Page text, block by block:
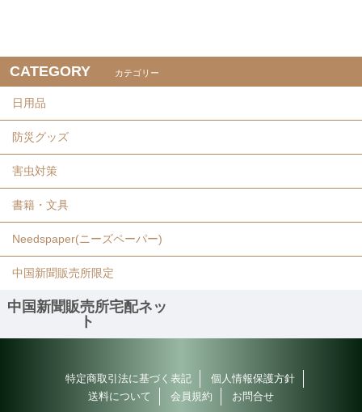
CATEGORY カテゴリー
日用品
防災グッズ
害虫対策
書籍・文具
Needspaper(ニーズペーパー)
中国新聞販売所限定
中国新聞販売所宅配ネッ
ト
特定商取引法に基づく表記
個人情報保護方針
送料について
会員規約 お問合せ